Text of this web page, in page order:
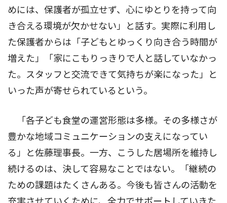
めには、保護者が孤立せず、心にゆとりを持って向
き合える環境が欠かせない」と話す。実際に利用し
た保護者からは「子どもとゆっくり向き合う時間が
増えた」「家にこもりっきりで人と話していなかっ
た。スタッフと交流できて気持ちが楽になった」と
いった声が寄せられているという。
「各子ども食堂の運営形態は多様。その多様さが
豊かな地域コミュニケーションの支えになってい
る」と佐藤理事長。一方、こうした居場所を維持し
続けるのは、決して容易なことではない。「継続の
ための課題はたくさんある。今後も皆さんの活動を